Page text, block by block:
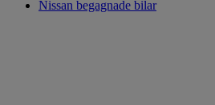
Nissan begagnade bilar